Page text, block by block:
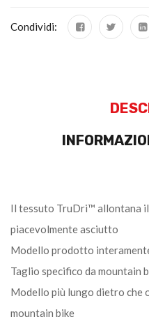
Condividi:
Il tessuto TruDri™ allontana
piacevolmente asciutto
Modello prodotto
Taglio specifico da mountain
Modello più lungo dietro che
mountain bike